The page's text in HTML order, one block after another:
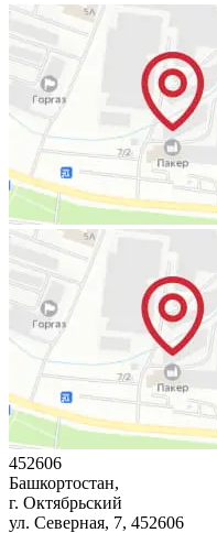
452606
Башкортостан,
г. Октябрьский
ул. Северная, 7, 452606